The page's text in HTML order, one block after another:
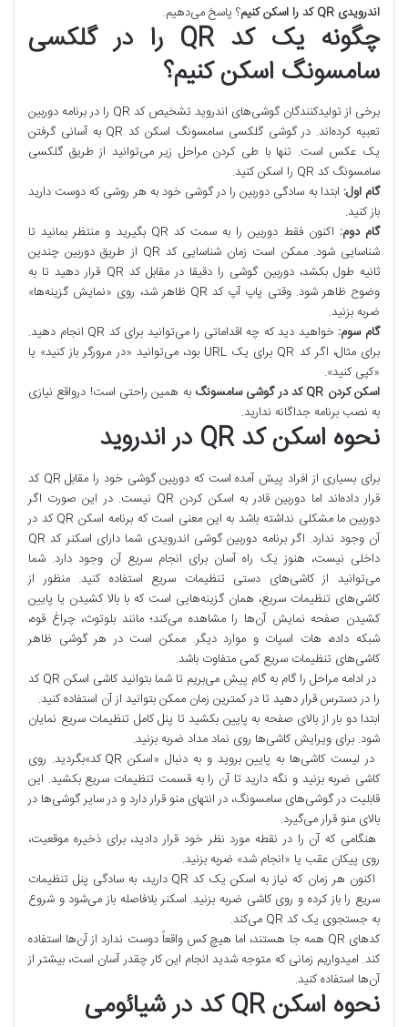
اندرویدی QR کد را اسکن کنیم؟ پاسخ می‌دهیم.
چگونه یک کد QR را در گلکسی
سامسونگ اسکن کنیم؟
برخی از تولیدکنندگان گوشی‌های اندروید تشخیص کد QR را در برنامه دوربین
تعبیه کرده‌اند. در گوشی گلکسی سامسونگ اسکن کد QR به آسانی گرفتن
یک عکس است. تنها با طی کردن مراحل زیر می‌توانید از طریق گلکسی
سامسونگ کد QR را اسکن کنید.
گام اول: ابتدا به سادگی دوربین را در گوشی خود به هر روشی که دوست دارید
باز کنید.
گام دوم:
اکنون فقط دوربین را به سمت کد QR بگیرید و منتظر بمانید تا
شناسایی شود. ممکن است زمان شناسایی کد QR از طریق دوربین چندین
ثانیه طول بکشد، دوربین گوشی را دقیقا در مقابل کد QR قرار دهید تا به
وضوح ظاهر شود. وقتی پاپ آپ کد QR ظاهر شد، روی «نمایش گزینه‌ها»
ضربه بزنید.
گام سوم:
خواهید دید که چه اقداماتی را می‌توانید برای کد QR انجام دهید.
برای مثال، اگر کد QR برای یک URL بود، می‌توانید «در مرورگر باز کنید» یا
«کپی کنید».
اسکن کردن QR کد در گوشی سامسونگ به همین راحتی است! درواقع نیازی
به نصب برنامه جداگانه ندارید.
نحوه اسکن کد QR در اندروید
برای بسیاری از افراد پیش آمده است که دوربین گوشی خود را مقابل QR کد
قرار داده‌اند اما دوربین قادر به اسکن کردن QR نیست. در این صورت اگر
دوربین ما مشکلی نداشته باشد به این معنی است که برنامه اسکن QR کد در
آن وجود ندارد. اگر برنامه دوربین گوشی اندرویدی شما دارای اسکنر کد QR
داخلی نیست، هنوز یک راه آسان برای انجام سریع آن وجود دارد. شما
می‌توانید از کاشی‌های دستی تنظیمات سریع استفاده کنید. منظور از
کاشی‌های تنظیمات سریع، همان گزینه‌هایی است که با بالا کشیدن یا پایین
کشیدن صفحه نمایش آن‌ها را مشاهده می‌کند؛ مانند بلوتوث، چراغ قوه،
شبکه داده، هات اسپات و موارد دیگر. ممکن است در هر گوشی ظاهر
کاشی‌های تنظیمات سریع کمی متفاوت باشد.
در ادامه مراحل را گام به گام پیش می‌بریم تا شما بتوانید کاشی اسکن QR کد
را در دسترس قرار دهید تا در کمترین زمان ممکن بتوانید از آن استفاده کنید.
ابتدا دو بار از بالای صفحه به پایین بکشید تا پنل کامل تنظیمات سریع نمایان
شود. برای ویرایش کاشی‌ها روی نماد مداد ضربه بزنید.
در لیست کاشی‌ها به پایین بروید و به دنبال «اسکن QR کد»بگردید. روی
کاشی ضربه بزنید و نگه دارید تا آن را به قسمت تنظیمات سریع بکشید. این
قابلیت در گوشی‌های سامسونگ، در انتهای منو قرار دارد و در سایر گوشی‌ها در
بالای منو قرار می‌گیرد.
هنگامی که آن را در نقطه مورد نظر خود قرار دادید، برای ذخیره موقعیت،
روی پیکان عقب یا «انجام شد» ضربه بزنید.
اکنون هر زمان که نیاز به اسکن یک کد QR دارید، به سادگی پنل تنظیمات
سریع را باز کرده و روی کاشی ضربه بزنید. اسکنر بلافاصله باز می‌شود و شروع
به جستجوی یک کد QR می‌کند.
کدهای QR همه جا هستند، اما هیچ کس واقعاً دوست ندارد از آن‌ها استفاده
کند. امیدواریم زمانی که متوجه شدید انجام این کار چقدر آسان است، بیشتر از
آن‌ها استفاده کنید.
نحوه اسکن QR کد در شیائومی